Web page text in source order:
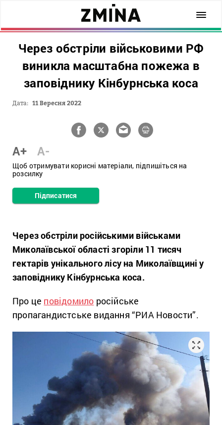
Через обстріли військовими РФ
виникла масштабна пожежа в
заповіднику Кінбурнська коса
Дата: 11 Вересня 2022
A+ A-
Щоб отримувати корисні матеріали, підпишіться на
розсилку
Підписатися
Через обстріли російськими військами
Миколаївської області згоріли 11 тисяч
гектарів унікального лісу на Миколаївщині у
заповіднику Кінбурнська коса.
Про це повідомило російське
пропагандистське видання “РИА Новости”.